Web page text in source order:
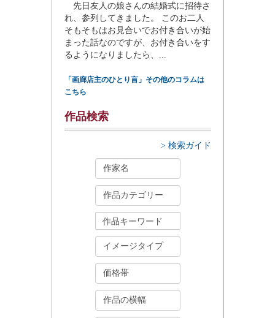
先日友人の娘さんの結婚式に招待さ
れ、参列してきました。 このお二人
そもそもはお見合いでお付き合いが始
まった話なのですが、お付き合いをす
るようになりましたら、...
「画廊店主のひとり言」その他のコラムは
こちら
作品検索
> 検索ガイド